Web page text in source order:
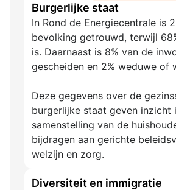
Burgerlijke staat
In Rond de Energiecentrale is
bevolking getrouwd, terwijl
is. Daarnaast is 8% van de
gescheiden en 2% weduwe of
Deze gegevens over de
burgerlijke staat geven inzicht
samenstelling van de
bijdragen aan gerichte
welzijn en zorg.
Diversiteit en immigratie